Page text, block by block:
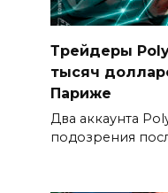
Трейдеры
тысяч
Париже
Два аккаунта
подозрения